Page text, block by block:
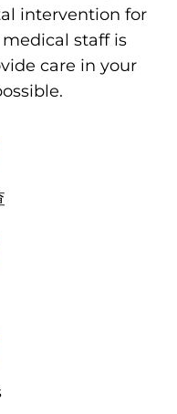
intervention for
staff is
care in your